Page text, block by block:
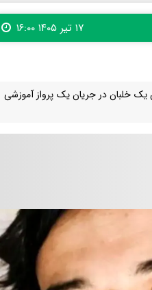
۱۷ تیر ۱۴۰۵ ۱۶:۰۰
یک خلبان در جریان یک پرواز آموزشی